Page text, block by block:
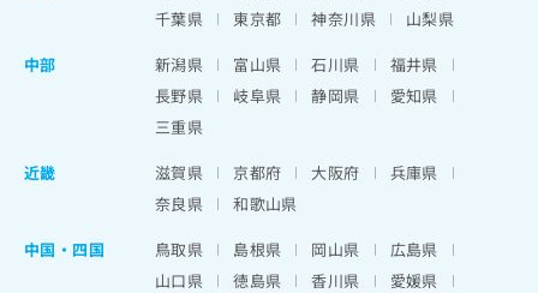
千葉県
東京都 神奈川県
山梨県
中部
新潟県 富山県 石川県
福井県
長野県
岐阜県 静岡県
愛知県
三重県
近畿
滋賀県 京都府 大阪府
兵庫県
奈良県
和歌山県
中国・四国
鳥取県 島根県 岡山県
広島県
山口県
徳島県 香川県
愛媛県